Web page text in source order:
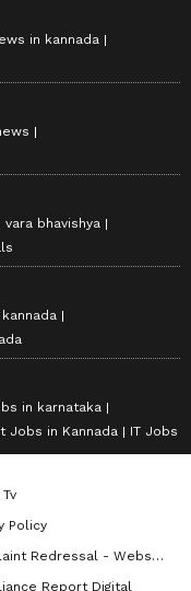
in kannada
vara bhavishya
in karnataka
Jobs in Kannada IT Jobs
Policy
Redressal - Website
Report Digital